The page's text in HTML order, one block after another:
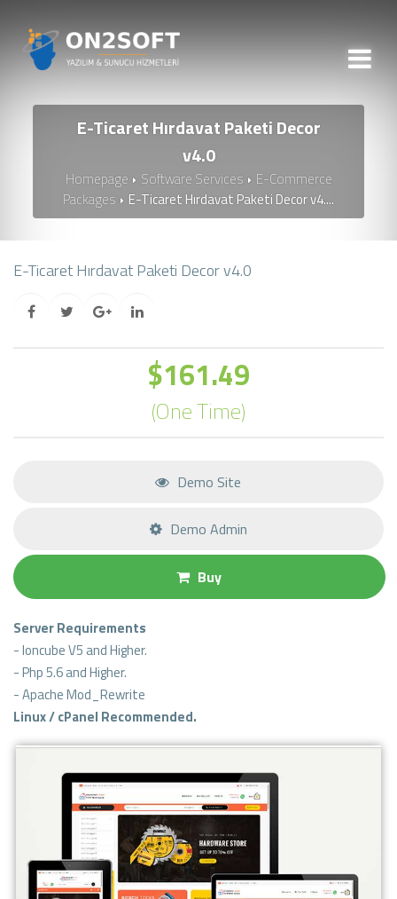
E-Ticaret Hırdavat Paketi Decor
v4.0
Homepage Software Services
E-Commerce
Packages
E-Ticaret Hırdavat Paketi Decor v4....
E-Ticaret Hırdavat Paketi Decor v4.0
$161.49
(One Time)
Demo Site
Demo Admin
Buy
Server Requirements
- Ioncube V5 and Higher.
- Php 5.6 and Higher.
- Apache Mod_Rewrite
Linux / cPanel Recommended.